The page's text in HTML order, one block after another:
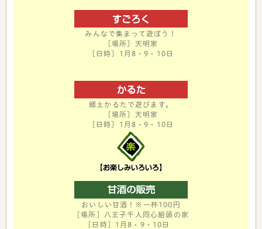
みんなで集まって遊ぼう！
［場所］天明家
［日時］1月8・9・10日
郷土かるたで遊びます。
［場所］天明家
［日時］1月8・9・10日
おいしい甘酒！※一杯100円
［場所］八王子千人同心組頭の家
［日時］1月8・9・10日